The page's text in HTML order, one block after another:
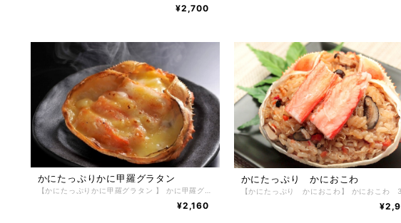
¥2,700
かにたっぷりかに甲羅グラタン
¥2,160
かにたっぷり かにおこわ